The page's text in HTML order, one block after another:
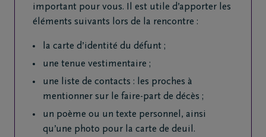
important pour vous. Il est utile d’apporter les
éléments suivants lors de la rencontre :
la carte d’identité du défunt ;
une tenue vestimentaire ;
une liste de contacts : les proches à
mentionner sur le faire-part de décès ;
un poème ou un texte personnel, ainsi
qu’une photo pour la carte de deuil.